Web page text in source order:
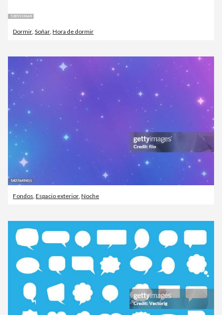
Dormir, Soñar, Hora de dormir
Fondos, Espacio exterior, Noche